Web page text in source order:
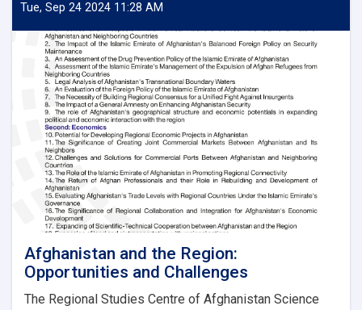
Tue, Sep 24 2024 11:28 AM
Afghanistan and the Region:
Opportunities and Challenges
The Regional Studies Centre of Afghanistan Science